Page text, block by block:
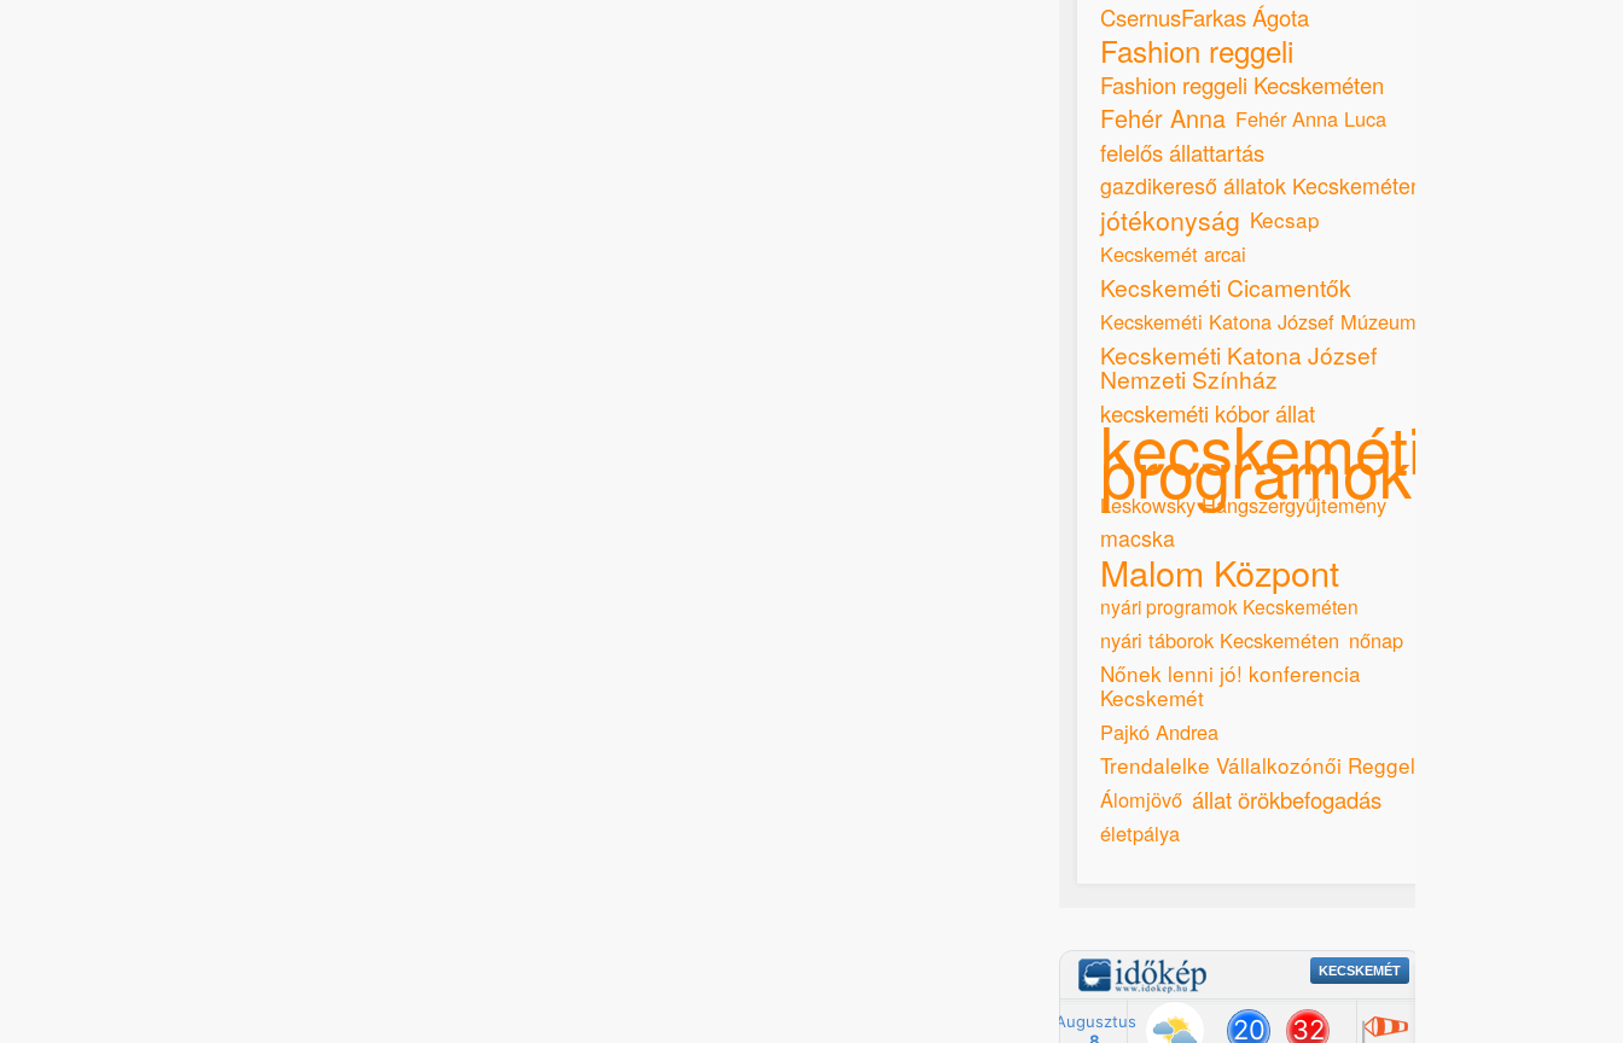
CsernusFarkas Ágota
Fashion reggeli
Fashion reggeli Kecskeméten
Fehér Anna Fehér Anna Luca
felelős állattartás
gazdikereső állatok Kecskeméten
jótékonyság Kecsap
Kecskemét arcai
Kecskeméti Cicamentők
Kecskeméti Katona József Múzeum
Kecskeméti Katona József
Nemzeti Színház
kecskeméti kóbor állat
kecskeméti
programok
Leskowsky Hangszergyűjtemény
macska
Malom Központ
nyári programok Kecskeméten
nyári táborok Kecskeméten nőnap
Nőnek lenni jó! konferencia
Kecskemét
Pajkó Andrea
Trendalelke Vállalkozónői Reggeli
Álomjövő állat örökbefogadás
életpálya